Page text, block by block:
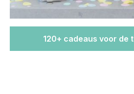
120+ cadeaus voor de